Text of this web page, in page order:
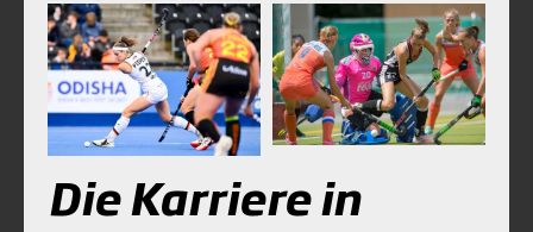
Die Karriere in